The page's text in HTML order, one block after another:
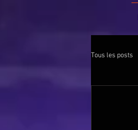
Tous les posts